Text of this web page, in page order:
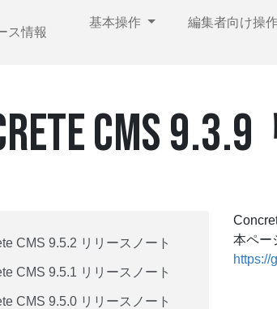
ス情報
基本操作 編集者向け操
CMS
CMS 9.5.2 リリースノート
CMS 9.5.1 リリースノート
CMS 9.5.0 リリースノート
本ペー
https://